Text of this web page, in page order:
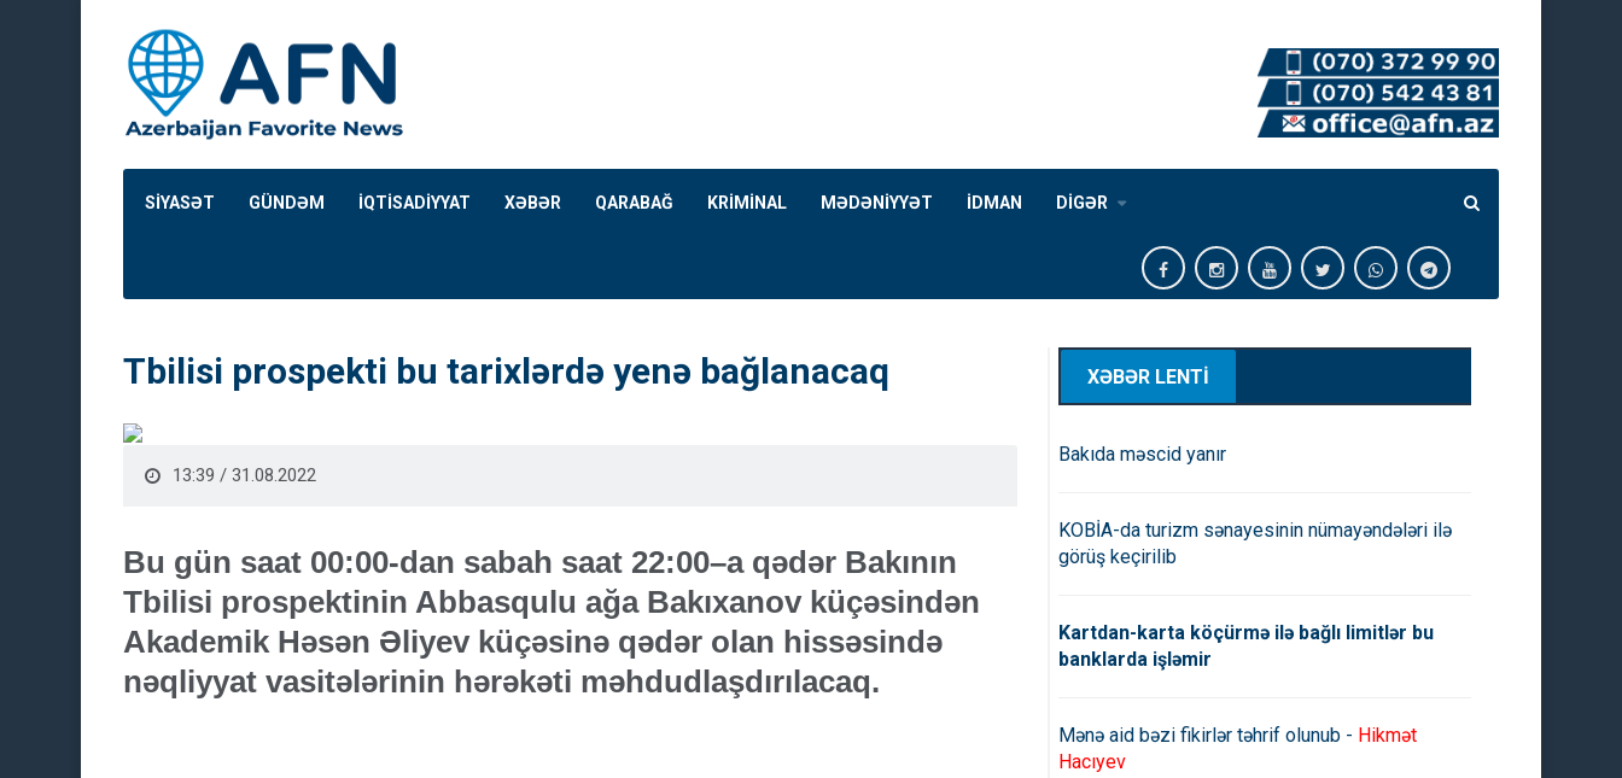
SİYASƏT GÜNDƏM İQTİSADİYYAT XƏBƏR QARABAĞ KRİMİNAL MƏDƏNİYYƏT İDMAN DİGƏR
Tbilisi prospekti bu tarixlərdə yenə bağlanacaq
13:39 / 31.08.2022
Bu gün saat 00:00-dan sabah saat 22:00–a qədər Bakının
Tbilisi prospektinin Abbasqulu ağa Bakıxanov küçəsindən
Akademik Həsən Əliyev küçəsinə qədər olan hissəsində
nəqliyyat vasitələrinin hərəkəti məhdudlaşdırılacaq.
XƏBƏR LENTİ
Bakıda məscid yanır
KOBİA-da turizm sənayesinin nümayəndələri ilə
görüş keçirilib
Kartdan-karta köçürmə ilə bağlı limitlər bu
banklarda işləmir
Mənə aid bəzi fikirlər təhrif olunub - Hikmət
Hacıyev